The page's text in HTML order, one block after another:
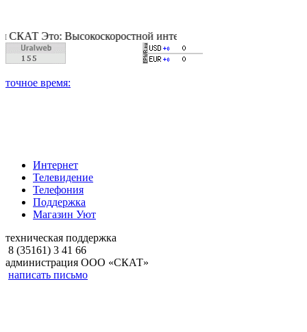
Высокоскоростной интернет, качественное цифровое и
Интернет
Телевидение
Телефония
Поддержка
Магазин Уют
техническая поддержка
8 (35161) 3 41 66
администрация ООО «СКАТ»
написать письмо